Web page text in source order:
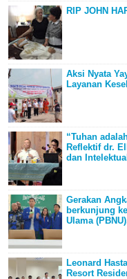
RIP JOHN
Aksi Nyata
Layanan
“Tuhan
Reflektif dr.
dan Intelektual
Gerakan
berkunjung
Ulama
Leonard
Resort